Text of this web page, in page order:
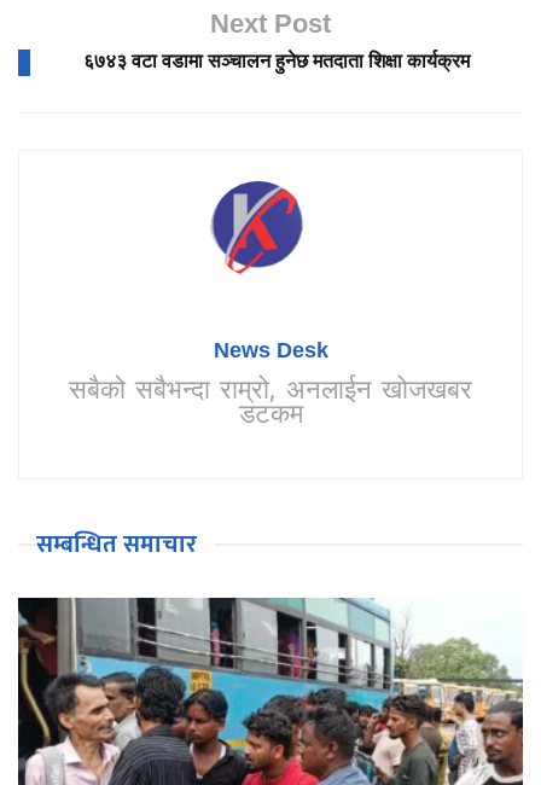
Next Post
६७४३ वटा वडामा सञ्चालन हुनेछ मतदाता शिक्षा कार्यक्रम
News Desk
सबैको सबैभन्दा राम्रो, अनलाईन खोजखबर
डटकम
सम्बन्धित समाचार